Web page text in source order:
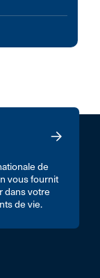
de
vous fournit
dans votre
de vie.